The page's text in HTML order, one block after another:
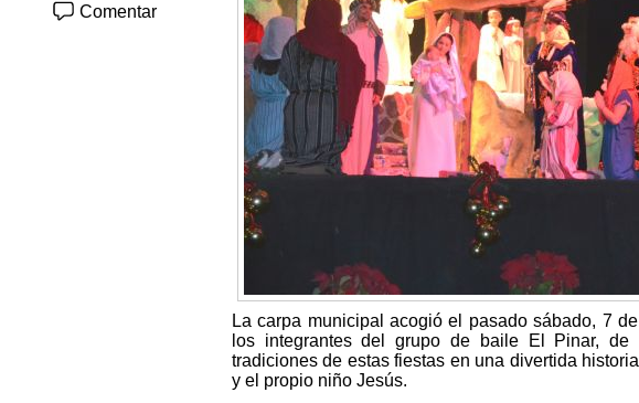
Comentar
La carpa municipal acogió el pasado sábado, 7
los integrantes del grupo de baile El Pinar,
tradiciones de estas fiestas en una divertida
y el propio niño Jesús.